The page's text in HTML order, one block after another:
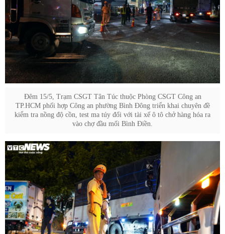
Đêm 15/5, Trạm CSGT Tân Túc thuộc Phòng CSGT Công an
TP.HCM phối hợp Công an phường Bình Đông triển khai chuyên đề
kiểm tra nồng độ cồn, test ma túy đối với tài xế ô tô chở hàng hóa ra
vào chợ đầu mối Bình Điền.